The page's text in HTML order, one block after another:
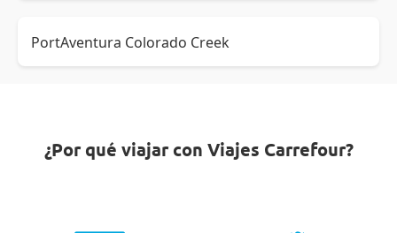
PortAventura Colorado Creek
¿Por qué viajar con Viajes Carrefour?